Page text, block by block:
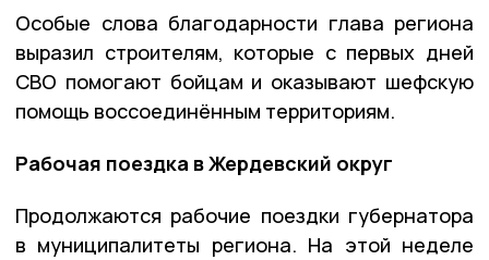
Особые слова благодарности глава региона
выразил строителям, которые с первых дней
СВО помогают бойцам и оказывают шефскую
помощь воссоединённым территориям.
Рабочая поездка в Жердевский округ
Продолжаются рабочие поездки губернатора
в муниципалитеты региона. На этой неделе